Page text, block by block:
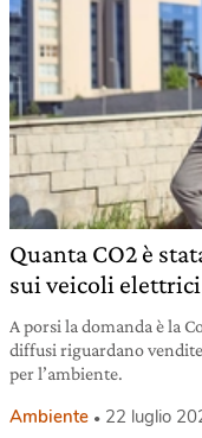
Quanta CO2 è
sui veicoli
A porsi la domanda è la
diffusi riguardano
per l’ambiente.
Ambiente 22 luglio